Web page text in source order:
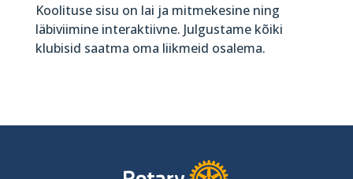
Koolituse sisu on lai ja mitmekesine ning
läbiviimine interaktiivne. Julgustame kõiki
klubisid saatma oma liikmeid osalema.